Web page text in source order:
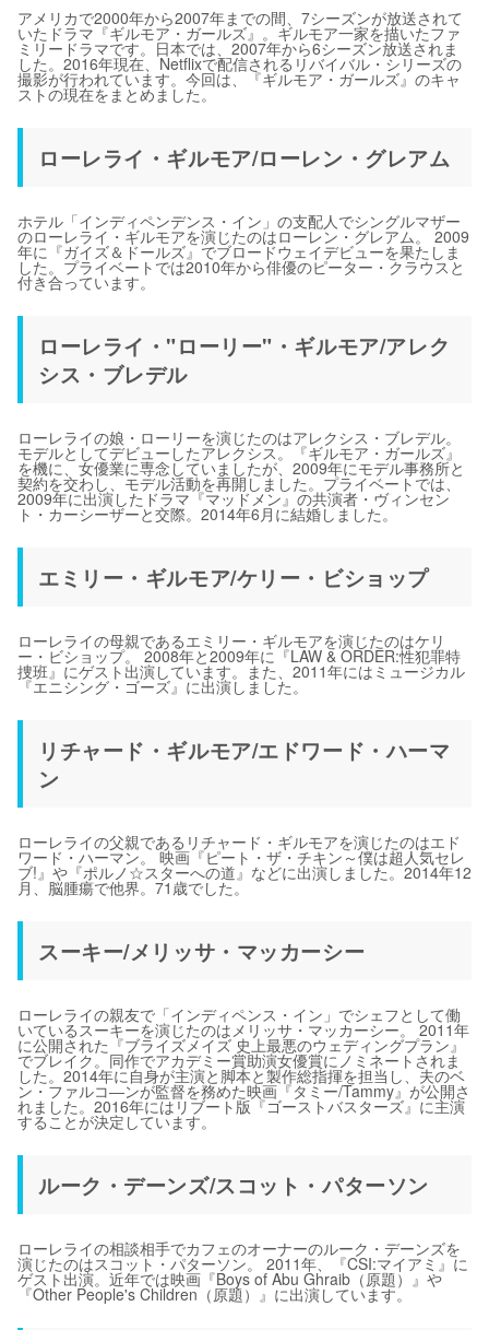
アメリカで2000年から2007年までの間、7シーズンが放送されて
いたドラマ『ギルモア・ガールズ』。ギルモア一家を描いたファ
ミリードラマです。日本では、2007年から6シーズン放送されま
した。2016年現在、Netflixで配信されるリバイバル・シリーズの
撮影が行われています。今回は、『ギルモア・ガールズ』のキャ
ストの現在をまとめました。
ローレライ・ギルモア/ローレン・グレアム
ホテル「インディペンデンス・イン」の支配人でシングルマザー
のローレライ・ギルモアを演じたのはローレン・グレアム。 2009
年に『ガイズ＆ドールズ』でブロードウェイデビューを果たしま
した。プライベートでは2010年から俳優のピーター・クラウスと
付き合っています。
ローレライ・"ローリー"・ギルモア/アレク
シス・ブレデル
ローレライの娘・ローリーを演じたのはアレクシス・ブレデル。
モデルとしてデビューしたアレクシス。『ギルモア・ガールズ』
を機に、女優業に専念していましたが、2009年にモデル事務所と
契約を交わし、モデル活動を再開しました。プライベートでは、
2009年に出演したドラマ『マッドメン』の共演者・ヴィンセン
ト・カーシーザーと交際。2014年6月に結婚しました。
エミリー・ギルモア/ケリー・ビショップ
ローレライの母親であるエミリー・ギルモアを演じたのはケリ
ー・ビショップ。 2008年と2009年に『LAW & ORDER:性犯罪特
捜班』にゲスト出演しています。また、2011年にはミュージカル
『エニシング・ゴーズ』に出演しました。
リチャード・ギルモア/エドワード・ハーマ
ン
ローレライの父親であるリチャード・ギルモアを演じたのはエド
ワード・ハーマン。 映画『ピート・ザ・チキン～僕は超人気セレ
ブ!』や『ポルノ☆スターへの道』などに出演しました。2014年12
月、脳腫瘍で他界。71歳でした。
スーキー/メリッサ・マッカーシー
ローレライの親友で「インディペンス・イン」でシェフとして働
いているスーキーを演じたのはメリッサ・マッカーシー。 2011年
に公開された『ブライズメイズ 史上最悪のウェディングプラン』
でブレイク。同作でアカデミー賞助演女優賞にノミネートされま
した。2014年に自身が主演と脚本と製作総指揮を担当し、夫のベ
ン・ファルコ―ンが監督を務めた映画『タミー/Tammy』が公開さ
れました。2016年にはリブート版『ゴーストバスターズ』に主演
することが決定しています。
ルーク・デーンズ/スコット・パターソン
ローレライの相談相手でカフェのオーナーのルーク・デーンズを
演じたのはスコット・パターソン。 2011年、『CSI:マイアミ』に
ゲスト出演。近年では映画『Boys of Abu Ghraib（原題）』や
『Other People's Children（原題）』に出演しています。